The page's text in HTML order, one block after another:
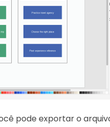
pode exportar o